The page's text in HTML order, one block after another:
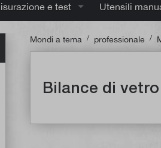
e test Utensili
Mondi a tema / professionale /
Bilance di vetro